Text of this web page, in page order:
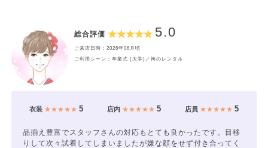
総合評価 5.0
ご来店日時：2026年06月頃
ご利用シーン：卒業式 (大学)／袴のレンタル
衣装★★★★★ 5 店内★★★★★ 5 店員 ★★★★★5
品揃え豊富でスタッフさんの対応もとても良かったです。目移
りして次々試着してしまいましたが嫌な顔をせず付き合ってく